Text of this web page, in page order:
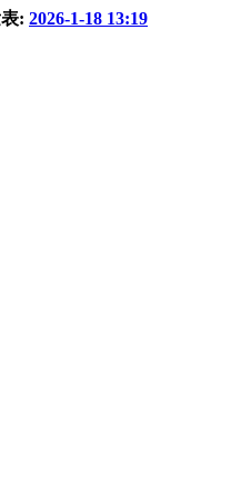
: 2026-1-18 13:19